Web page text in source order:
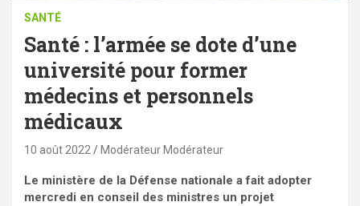
SANTÉ
Santé : l’armée se dote d’une
université pour former
médecins et personnels
médicaux
10 août 2022 Modérateur Modérateur
Le ministère de la Défense nationale a fait adopter
mercredi en conseil des ministres un projet